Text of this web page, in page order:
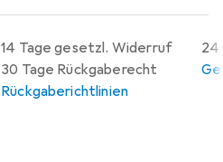
14 Tage gesetzl. Widerruf
30 Tage Rückgaberecht
Rückgaberichtlinien
24